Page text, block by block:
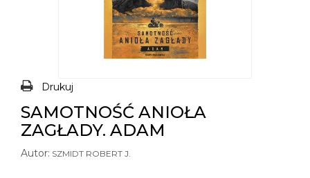
Drukuj
SAMOTNOŚĆ ANIOŁA
ZAGŁADY. ADAM
Autor: SZMIDT ROBERT J.